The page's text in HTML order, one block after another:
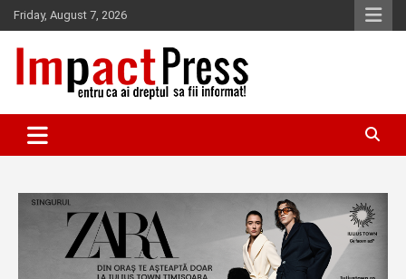
Skip
to
content
Friday, August 7, 2026
IMPACTPRESS